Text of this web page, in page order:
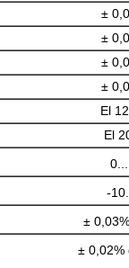
±
±
±
±
El
El
-
±
± 0,02%